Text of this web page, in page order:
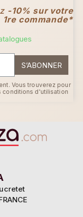
-10% sur votre
1re commande*
S’ABONNER
Vous trouverez pour
conditions d'utilisation